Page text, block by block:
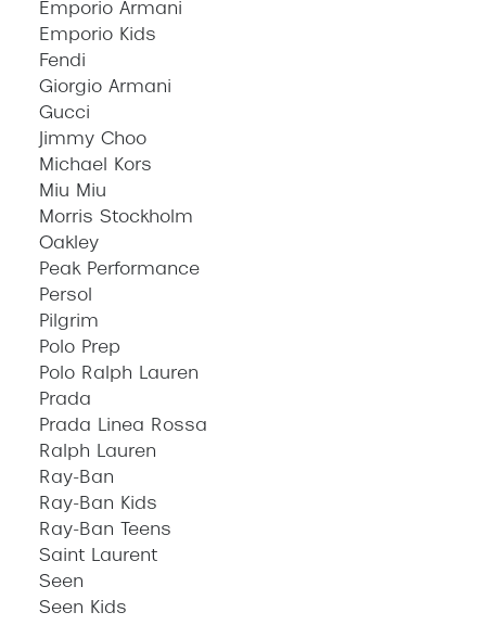
Emporio Armani
Emporio Kids
Fendi
Giorgio Armani
Gucci
Jimmy Choo
Michael Kors
Miu Miu
Morris Stockholm
Oakley
Peak Performance
Persol
Pilgrim
Polo Prep
Polo Ralph Lauren
Prada
Prada Linea Rossa
Ralph Lauren
Ray-Ban
Ray-Ban Kids
Ray-Ban Teens
Saint Laurent
Seen
Seen Kids